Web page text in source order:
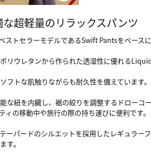
超軽量のリラックスパンツ
トセラーモデルであるSwift Pantsをベース
リウレタンから作られた透湿性に優れる
フトな肌触りながらも耐久性を備えています。
な紐を内臓し、裾の絞りを調整するドロー
ィの移動中や旅行の際の持ち運びに便利です。
ーパードのシルエットを採用したレギュラー
す。